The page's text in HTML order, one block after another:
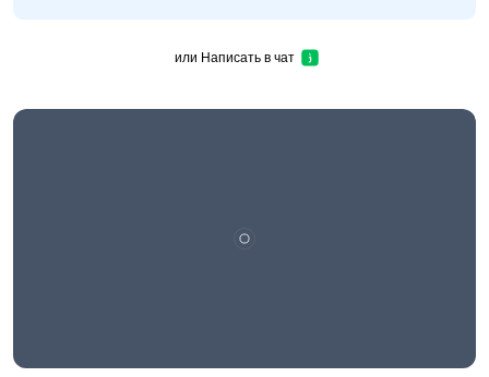
или Написать в чат